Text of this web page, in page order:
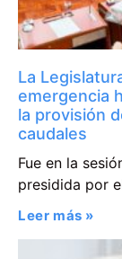
La
emergencia
la provisión
caudales
Fue en la
presidida por
Leer más »